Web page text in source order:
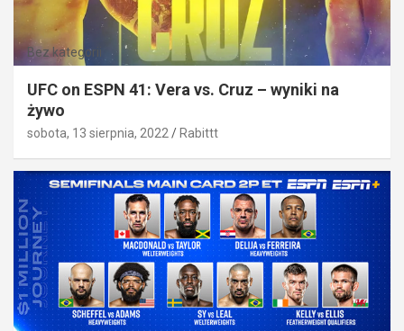
Bez kategorii
UFC on ESPN 41: Vera vs. Cruz – wyniki na
żywo
sobota, 13 sierpnia, 2022 Rabittt